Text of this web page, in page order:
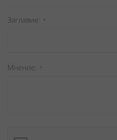
Заглавиe
Мнение